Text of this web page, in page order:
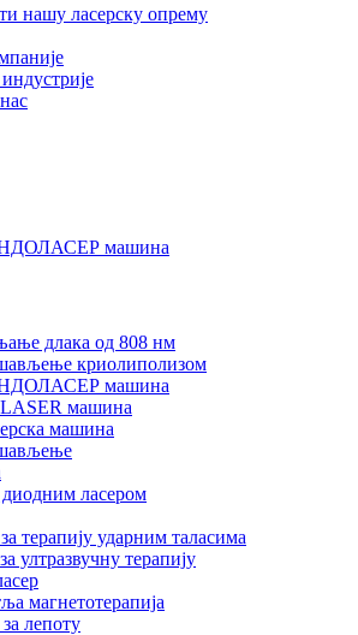
нашу ласерску опрему
машина
длака од 808 нм
криолиполизом
машина
машина
машина
диодним ласером
терапију ударним таласима
ултразвучну терапију
магнетотерапија
лепоту